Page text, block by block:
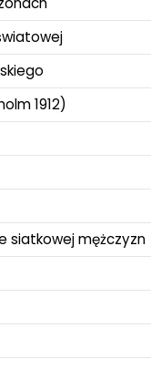
1912)
siatkowej mężczyzn